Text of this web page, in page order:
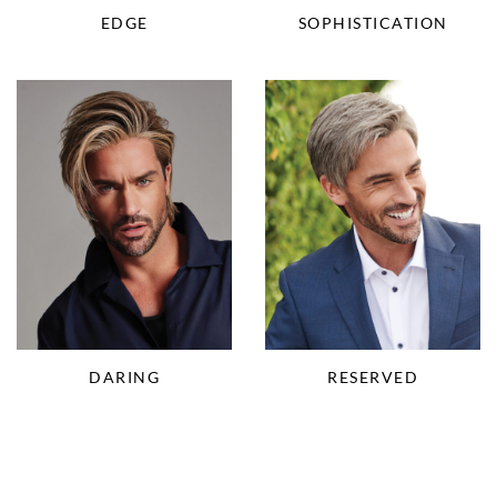
EDGE SOPHISTICATION
DARING RESERVED